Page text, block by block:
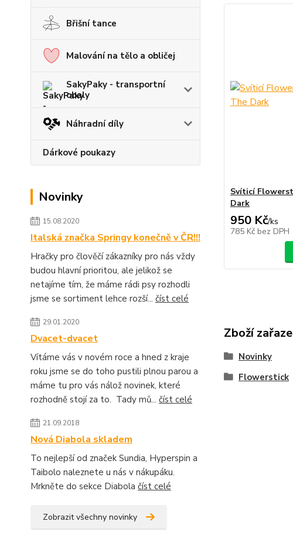
Břišní tance
Malování na tělo a obličej
SakyPaky - transportní
obaly
Náhradní díly
Dárkové poukazy
Novinky
15.08.2020
Italská značka Springy konečně v ČR!!!
Hračky pro člověčí zákazníky pro nás vždy
budou hlavní prioritou, ale jelikož se
netajíme tím, že máme rádi psy rozhodli
jsme se sortiment lehce rozší... číst celé
29.01.2020
Dvacet-dvacet
Vítáme vás v novém roce a hned z kraje
roku jsme se do toho pustili plnou parou a
máme tu pro vás nálož novinek, které
rozhodně stojí za to. Tady mů... číst celé
21.09.2018
Nová Diabola skladem
To nejlepší od značek Sundia, Hyperspin a
Taibolo naleznete u nás v nákupáku.
Mrkněte do sekce Diabola číst celé
Zobrazit všechny novinky
Svíticí
Dark
950 Kč/ks
785 Kč bez DPH
Zboží
Novinky
Flowerstick